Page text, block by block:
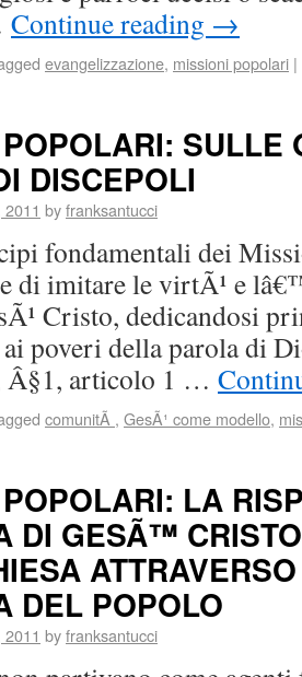
Continue reading →
evangelizzazione, missioni popolari |
DISCEPOLI
byfranksantucci
fondamentali dei
di imitare le virtÃ¹ e
Cristo, dedicandosi
poveri della parola di
Â§1, articolo 1 …
comunitÃ , GesÃ¹ come modello,
LA
DI GESÃ™
DEL POPOLO
byfranksantucci